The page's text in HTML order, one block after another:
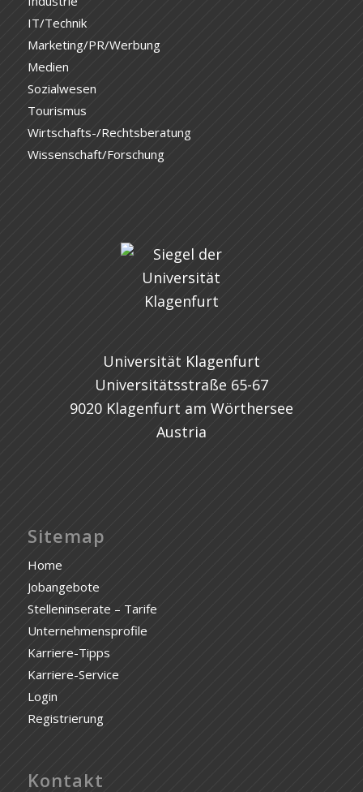
IT/Technik
Marketing/PR/Werbung
Medien
Sozialwesen
Tourismus
Wirtschafts-/Rechtsberatung
Wissenschaft/Forschung
Universität Klagenfurt
Universitätsstraße 65-67
9020 Klagenfurt am Wörthersee
Austria
Sitemap
Home
Jobangebote
Stelleninserate – Tarife
Unternehmensprofile
Karriere-Tipps
Karriere-Service
Login
Registrierung
Kontakt